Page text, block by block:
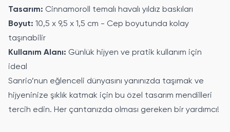
Tasarım: Cinnamoroll temalı havalı yıldız baskıları
Boyut: 10,5 x 9,5 x 1,5 cm - Cep boyutunda kolay
taşınabilir
Kullanım Alanı: Günlük hijyen ve pratik kullanım için
ideal
Sanrio’nun eğlenceli dünyasını yanınızda taşımak ve
hijyeninize şıklık katmak için bu özel tasarım mendilleri
tercih edin. Her çantanızda olması gereken bir yardımcı!